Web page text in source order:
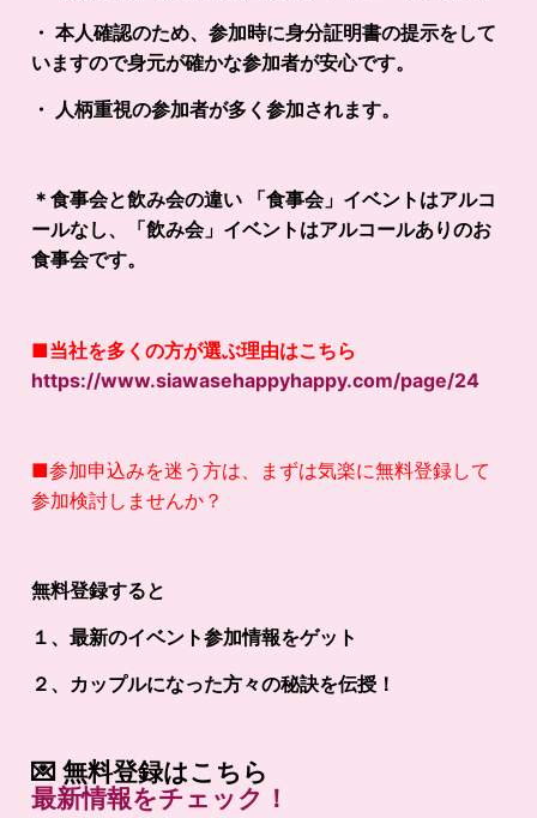
・ 本人確認のため、参加時に身分証明書の提示をして
いますので身元が確かな参加者が安心です。
・ 人柄重視の参加者が多く参加されます。
＊食事会と飲み会の違い 「食事会」イベントはアルコ
ールなし、「飲み会」イベントはアルコールありのお
食事会です。
■当社を多くの方が選ぶ理由はこちら
https://www.siawasehappyhappy.com/page/24
■参加申込みを迷う方は、まずは気楽に無料登録して
参加検討しませんか？
無料登録すると
１、最新のイベント参加情報をゲット
２、カップルになった方々の秘訣を伝授！
💌 無料登録はこちら
最新情報をチェック！